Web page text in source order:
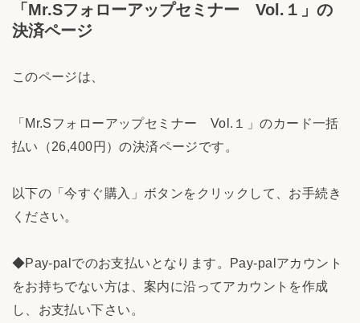
「Mr.Sフォローアップセミナー Vol.１」の
決済ページ
このページは、
「Mr.Sフォローアップセミナー Vol.１」のカード一括
払い（26,400円）の決済ページです。
以下の「今すぐ購入」ボタンをクリックして、お手続き
ください。
◆Pay-palでのお支払いとなります。Pay-palアカウント
をお持ちでない方は、案内に沿ってアカウントを作成
し、お支払い下さい。